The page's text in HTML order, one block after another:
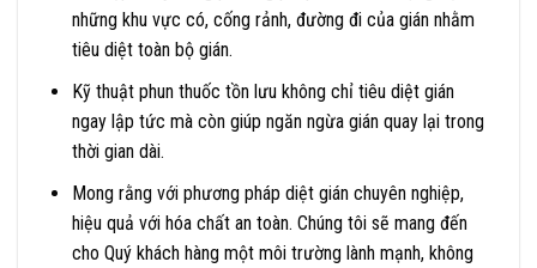
những khu vực có, cống rảnh, đường đi của gián nhằm
tiêu diệt toàn bộ gián.
Kỹ thuật phun thuốc tồn lưu không chỉ tiêu diệt gián
ngay lập tức mà còn giúp ngăn ngừa gián quay lại trong
thời gian dài.
Mong rằng với phương pháp diệt gián chuyên nghiệp,
hiệu quả với hóa chất an toàn. Chúng tôi sẽ mang đến
cho Quý khách hàng một môi trường lành mạnh, không